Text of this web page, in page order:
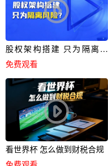
股权架构搭建 只为隔离风
险？
免费观看
看世界杯 怎么做到财税合规